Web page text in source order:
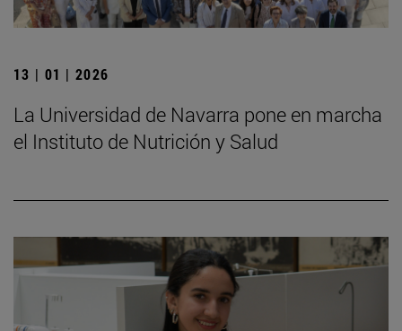
13 | 01 | 2026
La Universidad de Navarra pone en marcha
el Instituto de Nutrición y Salud